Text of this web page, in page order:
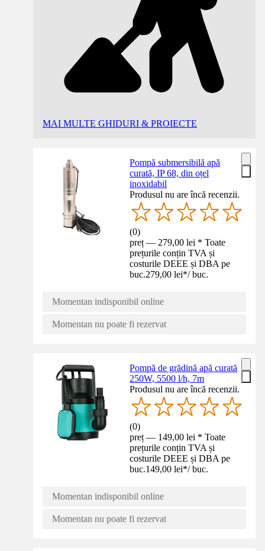
MAI MULTE GHIDURI & PROIECTE
Pompă submersibilă apă
curată, IP 68, din oțel
inoxidabil
Produsul nu are încă recenzii.
(0)
preț — 279,00 lei * Toate
prețurile conțin TVA și
costurile DEEE și DBA pe
buc.279,00 lei*/ buc.
Momentan indisponibil online
Momentan nu poate fi rezervat
Pompă de grădină apă curată
250W, 5500 l/h, 7m
Produsul nu are încă recenzii.
(0)
preț — 149,00 lei * Toate
prețurile conțin TVA și
costurile DEEE și DBA pe
buc.149,00 lei*/ buc.
Momentan indisponibil online
Momentan nu poate fi rezervat